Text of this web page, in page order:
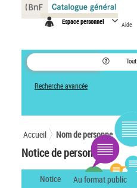
Espace personnel Aide
Tout
Recherche avancée
Accueil Nom de personne
Notice de personne
Notice Au format public
Panneau de gestion des cookies